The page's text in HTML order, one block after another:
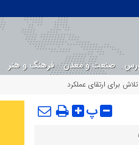
صنعت و معدن فرهنگ و هنر
برای ارتقای عملکرد
پ